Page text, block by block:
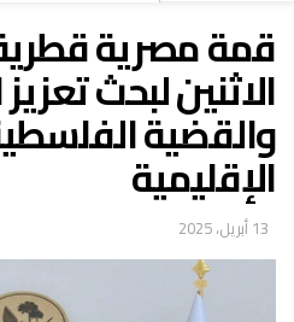
قمة مصرية
الاثنين لبحث
والقضية
الإقليمية
13 أبريل، 2025